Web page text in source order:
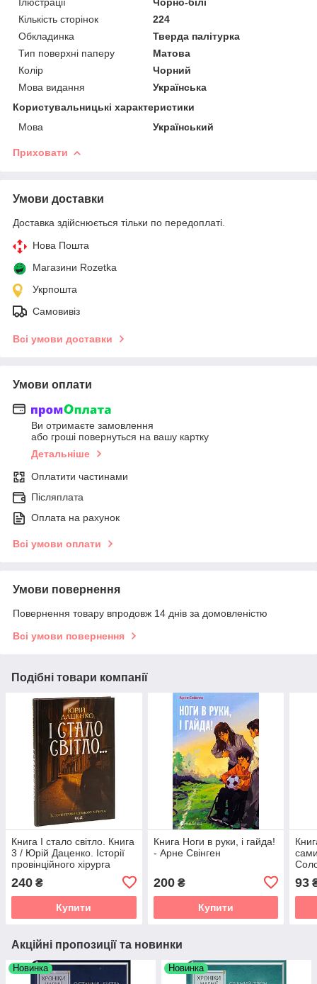
Кількість сторінок
224
Обкладинка
Тверда палітурка
Тип поверхні паперу
Матова
Колір
Чорний
Мова видання
Українська
Користувальницькі характеристики
Мова
Український
Приховати
Умови доставки
Доставка здійснюється тільки по передоплаті.
Нова Пошта
Магазини Rozetka
Укрпошта
Самовивіз
Всі умови доставки
Умови оплати
Ви отримаєте замовлення
або гроші повернуться на вашу картку
Детальніше
Оплатити частинами
Післяплата
Оплата на рахунок
Всі умови оплати
Умови повернення
Повернення товару впродовж 14 днів за домовленістю
Всі умови повернення
Подібні товари компанії
Книга І стало світло. Книга
3 / Юрій Даценко. Історії
провінційного хірурга
240 ₴
Купити
Книга Ноги в руки, і гайда!
- Арне Свінген
200₴
Купити
93
Акційні пропозиції та новинки
Новинка Новинка